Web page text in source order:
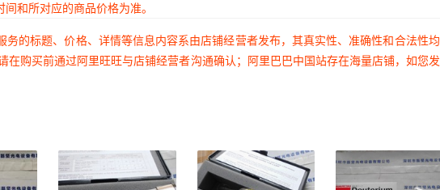
和所对应的商品价格为准。
的标题、价格、详情等信息内容系由店铺经营者发布，其真实性、准确性和合法性
购买前通过阿里旺旺与店铺经营者沟通确认；阿里巴巴中国站存在海量店铺，如您